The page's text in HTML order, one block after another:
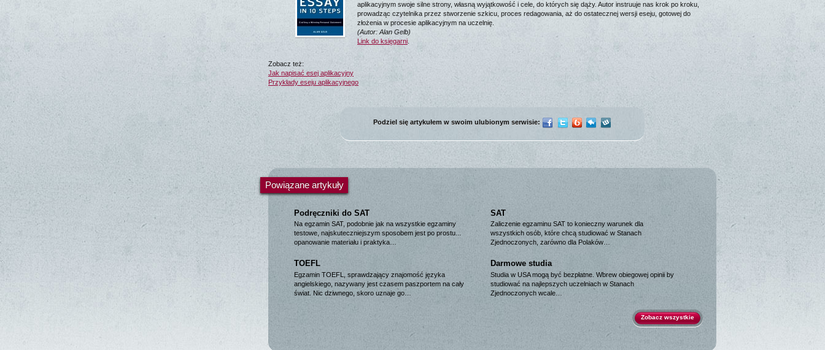
aplikacyjnym swoje silne strony, własną wyjątkowość i cele, do których się dąży. Autor instruuje nas krok po kroku,
prowadząc czytelnika przez stworzenie szkicu, proces redagowania, aż do ostatecznej wersji eseju, gotowej do
złożenia w procesie aplikacyjnym na uczelnię.
(Autor: Alan Gelb)
Link do księgarni
Zobacz też:
Jak napisać esej aplikacyjny
Przykłady eseju aplikacyjnego
Podziel się artykułem w swoim ulubionym serwisie:
Powiązane artykuły
Podręczniki do SAT
Na egzamin SAT, podobnie jak na wszystkie egzaminy
testowe, najskuteczniejszym sposobem jest po prostu...
opanowanie materiału i praktyka…
TOEFL
Egzamin TOEFL, sprawdzający znajomość języka
angielskiego, nazywany jest czasem paszportem na cały
świat. Nic dziwnego, skoro uznaje go…
SAT
Zaliczenie egzaminu SAT to konieczny warunek dla
wszystkich osób, które chcą studiować w Stanach
Zjednoczonych, zarówno dla Polaków…
Darmowe studia
Studia w USA mogą być bezpłatne. Wbrew obiegowej opinii by
studiować na najlepszych uczelniach w Stanach
Zjednoczonych wcale…
Zobacz wszystkie